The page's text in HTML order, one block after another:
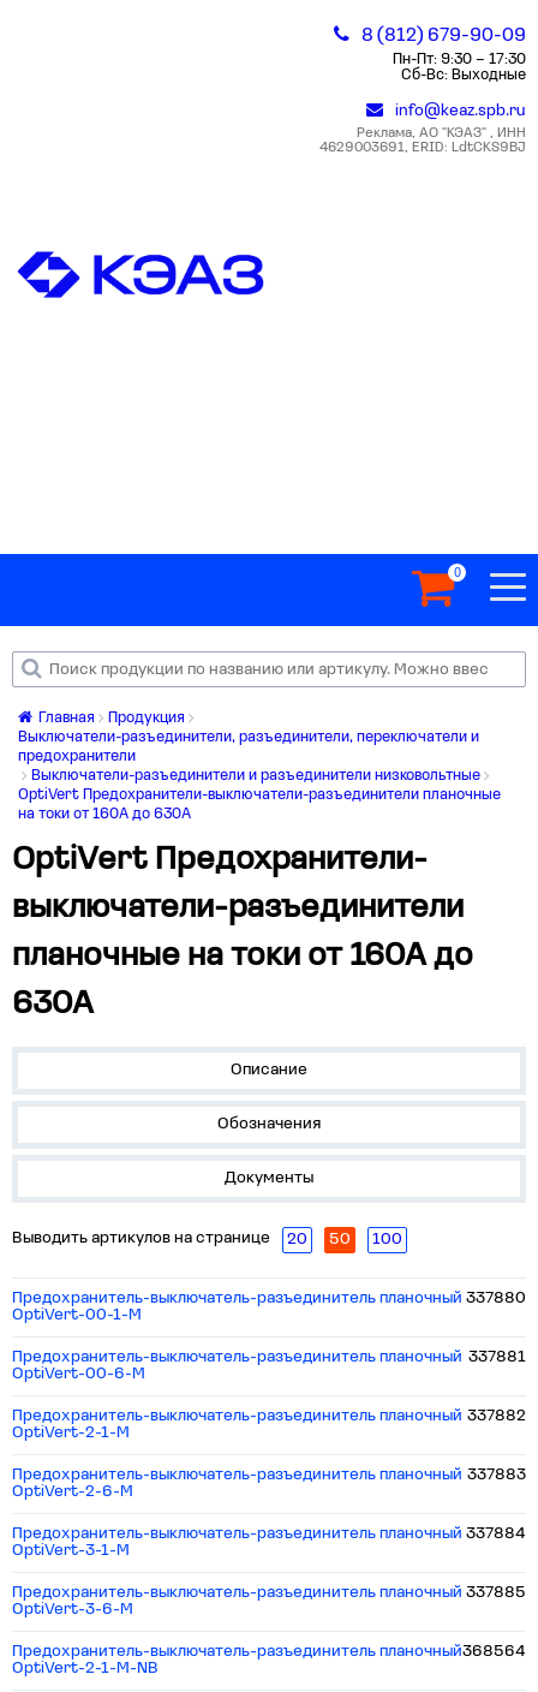
8 (812) 679-90-09
Пн-Пт: 9:30 – 17:30
Сб-Вс: Выходные
info@keaz.spb.ru
Реклама, АО "КЭАЗ" , ИНН
4629003691, ERID: LdtCKS9BJ
0
Главная
Продукция
Выключатели-разъединители, разъединители, переключатели и
предохранители
Выключатели-разъединители и разъединители низковольтные
OptiVert Предохранители-выключатели-разъединители планочные
на токи от 160А до 630А
OptiVert Предохранители-
выключатели-разъединители
планочные на токи от 160А до
630А
Описание
Обозначения
Документы
Выводить артикулов на странице 20 50 100
Предохранитель-выключатель-разъединитель планочный
OptiVert-00-1-M
337880
Предохранитель-выключатель-разъединитель планочный
OptiVert-00-6-M
337881
Предохранитель-выключатель-разъединитель планочный
OptiVert-2-1-M
337882
Предохранитель-выключатель-разъединитель планочный
OptiVert-2-6-M
337883
Предохранитель-выключатель-разъединитель планочный
OptiVert-3-1-M
337884
Предохранитель-выключатель-разъединитель планочный
OptiVert-3-6-M
337885
Предохранитель-выключатель-разъединитель планочный
OptiVert-2-1-M-NB
368564